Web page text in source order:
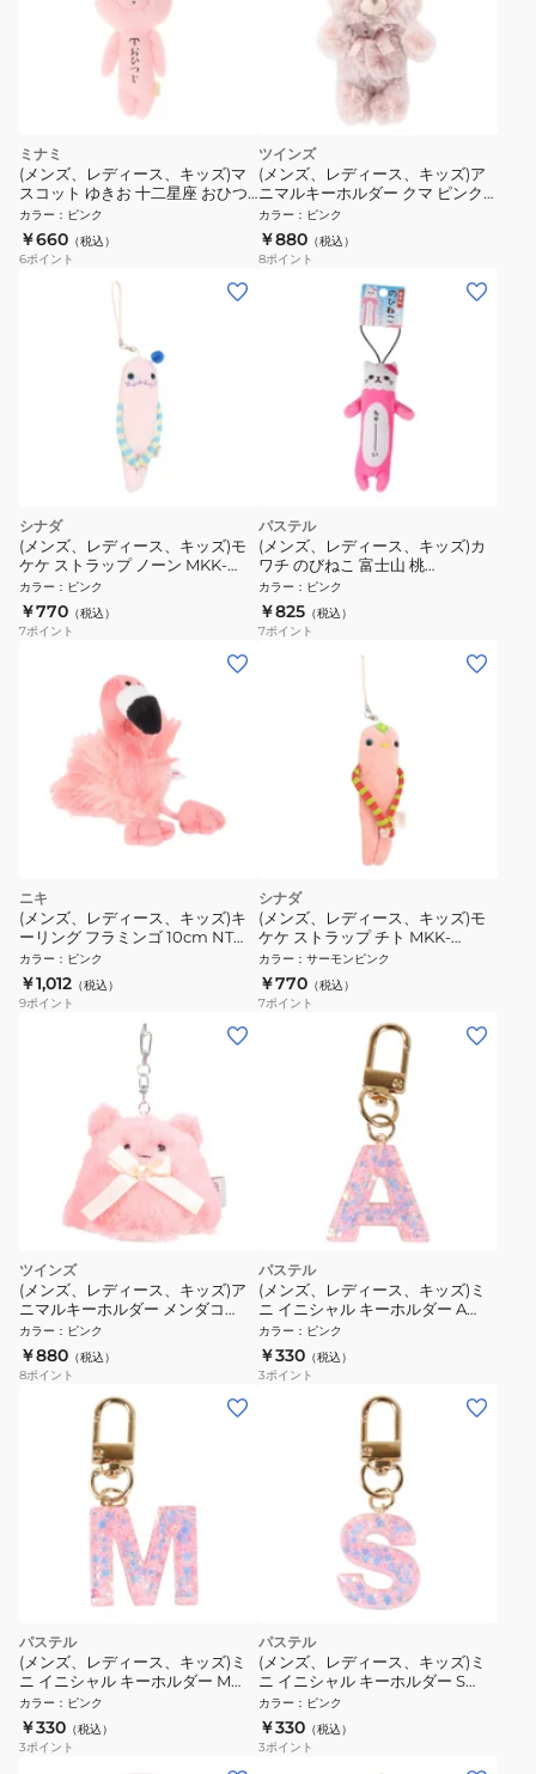
ミナミ
(メンズ、レディース、キッズ)マ
スコット ゆきお 十二星座 おひつ
じ座 AMS002 ヒツジ
カラー ： ピンク
￥660 （税込）
6ポイント
ツインズ
(メンズ、レディース、キッズ)ア
ニマルキーホルダー クマ ピンク
TY022 3A
カラー ： ピンク
￥880 （税込）
8ポイント
シナダ
(メンズ、レディース、キッズ)モ
ケケ ストラップ ノーン MKK-
0048LP ぬいぐるみマスコット
カラー ： ピンク
￥770 （税込）
7ポイント
パステル
(メンズ、レディース、キッズ)カ
ワチ のびねこ 富士山 桃
KWC435558
カラー ： ピンク
￥825 （税込）
7ポイント
ニキ
(メンズ、レディース、キッズ)キ
ーリング フラミンゴ 10cm NT
10719751
カラー ： ピンク
￥1,012 （税込）
9ポイント
シナダ
(メンズ、レディース、キッズ)モ
ケケ ストラップ チト MKK-
0048P ぬいぐるみマスコット
カラー ： サーモンピンク
￥770 （税込）
7ポイント
ツインズ
(メンズ、レディース、キッズ)ア
ニマルキーホルダー メンダコ
TY032 F
カラー ： ピンク
￥880 （税込）
8ポイント
パステル
(メンズ、レディース、キッズ)ミ
ニ イニシャル キーホルダー A
IS050 PK A
カラー ： ピンク
￥330 （税込）
3ポイント
パステル
(メンズ、レディース、キッズ)ミ
ニ イニシャル キーホルダー M
IS050 PK M
カラー ： ピンク
￥330 （税込）
3ポイント
パステル
(メンズ、レディース、キッズ)ミ
ニ イニシャル キーホルダー S
IS050 PK S
カラー ： ピンク
￥330 （税込）
3ポイント